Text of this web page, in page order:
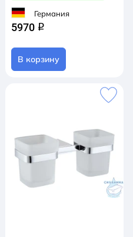
Германия
5970 q
В корзину